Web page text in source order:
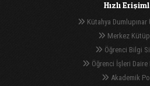
Hızlı
Kütahya
Merkez
Öğrenci Bilgi
Öğrenci İşleri Daire
Akademik